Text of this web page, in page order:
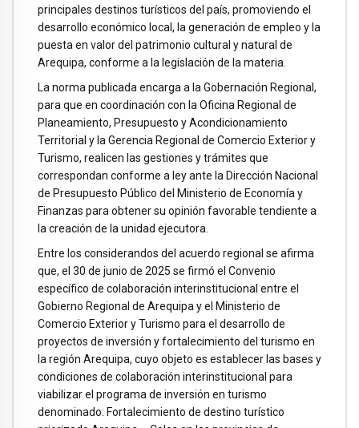
principales destinos turísticos del país, promoviendo el
desarrollo económico local, la generación de empleo y la
puesta en valor del patrimonio cultural y natural de
Arequipa, conforme a la legislación de la materia.
La norma publicada encarga a la Gobernación Regional,
para que en coordinación con la Oficina Regional de
Planeamiento, Presupuesto y Acondicionamiento
Territorial y la Gerencia Regional de Comercio Exterior y
Turismo, realicen las gestiones y trámites que
correspondan conforme a ley ante la Dirección Nacional
de Presupuesto Público del Ministerio de Economía y
Finanzas para obtener su opinión favorable tendiente a
la creación de la unidad ejecutora.
Entre los considerandos del acuerdo regional se afirma
que, el 30 de junio de 2025 se firmó el Convenio
específico de colaboración interinstitucional entre el
Gobierno Regional de Arequipa y el Ministerio de
Comercio Exterior y Turismo para el desarrollo de
proyectos de inversión y fortalecimiento del turismo en
la región Arequipa, cuyo objeto es establecer las bases y
condiciones de colaboración interinstitucional para
viabilizar el programa de inversión en turismo
denominado: Fortalecimiento de destino turístico